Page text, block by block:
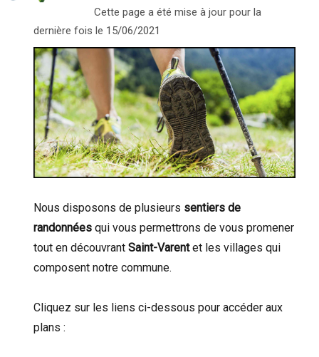
Cette page a été mise à jour pour la
dernière fois le 15/06/2021
Nous disposons de plusieurs sentiers de
randonnéesqui vous permettrons de vous promener
tout en découvrant Saint-Varentet les villages qui
composent notre commune.
Cliquez sur les liens ci-dessous pour accéder aux
plans :